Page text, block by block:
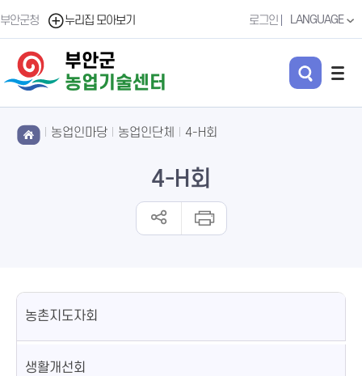
부안군청 누리집 모아보기 로그인 LANGUAGE
부안군
농업기술센터
농업인마당 농업인단체 4-H회
4-H회
농촌지도자회
생활개선회